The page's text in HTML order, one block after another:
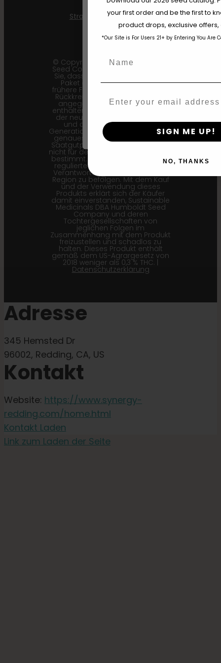
Strawberry Cheesecake
© Copyright 2011–2026 Humboldt
Seed Company | *Bitte beachten
Sie, dass Sie möglicherweise ein
Paket erhalten, auf dem eine
frühere Filialgeneration (F1…) oder
Rückkreuzungsgeneration (Bx…)
angegeben ist, aber die darin
enthaltenen Samen entsprechen
der neuesten Version der Sorte,
und die hier angegebenen
Generationsinformationen sind die
genauesten für unsere aktuellen
Saatgutpartien. Dieses Produkt ist
nicht für den menschlichen Verzehr
bestimmt. Cannabis ist eine stark
regulierte Pflanze. Es liegt in Ihrer
Verantwortung, die Gesetze Ihrer
Region zu befolgen. Mit dem Kauf
und der Verwendung dieses
Produkts erklärt sich der Käufer
damit einverstanden, Sustainable
Medicinals DBA Humboldt Seed
Company und deren
Tochtergesellschaften von
jeglichen Folgen im
Zusammenhang mit dem Produkt
freizustellen und schadlos zu
halten. Dieses Produkt enthält
gemäß dem US-Agrargesetz von
2018 weniger als 0,3 % THC. |
Datenschutzerklärung
Adresse
345 Hemsted Dr
96002, Redding, CA, US
Kontakt
Website: https://www.synergy-
redding.com/home.html
Kontakt Laden
Link zum Laden der Seite
The content and products of our
those of legal age.Please see
age_gapI accept cookie settings and
By clicking AGREE & ENTER, you
your first order and be the first to
product drops, exclusive
*Our Site is For Users 21+ by Entering You Are
SIGN ME UP!
NO, THANKS